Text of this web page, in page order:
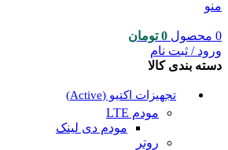
منو
0 محصول 0 تومان
ورود / ثبت نام
دسته بندی کالا
تجهیزات اکتیو (Active)
مودم LTE
مودم دی لینک
روتر